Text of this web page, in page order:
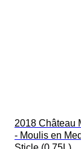
2018 Château
- Moulis en